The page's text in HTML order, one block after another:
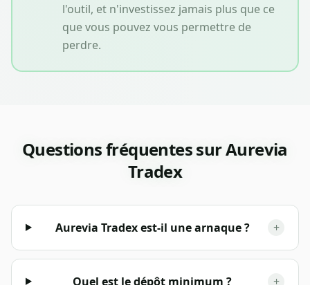
l'outil, et n'investissez jamais plus que ce
que vous pouvez vous permettre de
perdre.
Questions fréquentes surAurevia
Tradex
Aurevia Tradex est-il une arnaque ? +
Quel est le dépôt minimum ? +